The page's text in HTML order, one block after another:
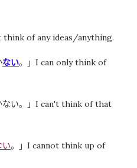
think of any ideas/anything.
ない。」I can only think of
ない。」I can't think of that
い。」I cannot think up of